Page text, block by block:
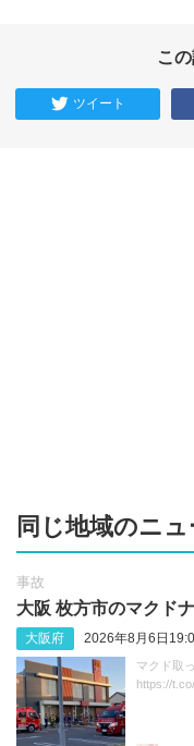
こ
ツイート
同じ地域のニュ
事故
大阪 枚方市のマクド
大阪府 2026年8月6日
マクド取
https://